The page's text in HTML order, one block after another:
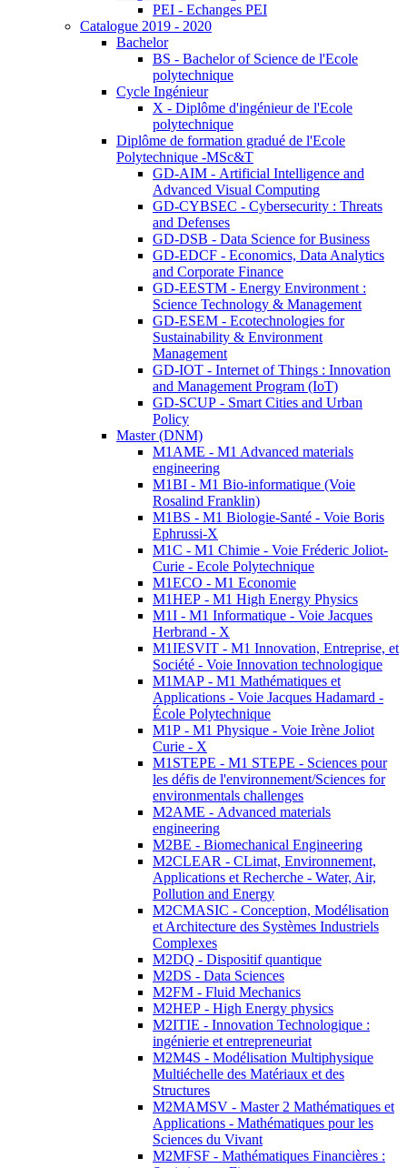
PEI - Echanges PEI
Catalogue 2019 - 2020
Bachelor
BS - Bachelor of Science de l'Ecole
polytechnique
Cycle Ingénieur
X - Diplôme d'ingénieur de l'Ecole
polytechnique
Diplôme de formation gradué de l'Ecole
Polytechnique -MSc&T
GD-AIM - Artificial Intelligence and
Advanced Visual Computing
GD-CYBSEC - Cybersecurity : Threats
and Defenses
GD-DSB - Data Science for Business
GD-EDCF - Economics, Data Analytics
and Corporate Finance
GD-EESTM - Energy Environment :
Science Technology & Management
GD-ESEM - Ecotechnologies for
Sustainability & Environment
Management
GD-IOT - Internet of Things : Innovation
and Management Program (IoT)
GD-SCUP - Smart Cities and Urban
Policy
Master (DNM)
M1AME - M1 Advanced materials
engineering
M1BI - M1 Bio-informatique (Voie
Rosalind Franklin)
M1BS - M1 Biologie-Santé - Voie Boris
Ephrussi-X
M1C - M1 Chimie - Voie Fréderic Joliot-
Curie - Ecole Polytechnique
M1ECO - M1 Economie
M1HEP - M1 High Energy Physics
M1I - M1 Informatique - Voie Jacques
Herbrand - X
M1IESVIT - M1 Innovation, Entreprise, et
Société - Voie Innovation technologique
M1MAP - M1 Mathématiques et
Applications - Voie Jacques Hadamard -
École Polytechnique
M1P - M1 Physique - Voie Irène Joliot
Curie - X
M1STEPE - M1 STEPE - Sciences pour
les défis de l'environnement/Sciences for
environmentals challenges
M2AME - Advanced materials
engineering
M2BE - Biomechanical Engineering
M2CLEAR - CLimat, Environnement,
Applications et Recherche - Water, Air,
Pollution and Energy
M2CMASIC - Conception, Modélisation
et Architecture des Systèmes Industriels
Complexes
M2DQ - Dispositif quantique
M2DS - Data Sciences
M2FM - Fluid Mechanics
M2HEP - High Energy physics
M2ITIE - Innovation Technologique :
ingénierie et entrepreneuriat
M2M4S - Modélisation Multiphysique
Multiéchelle des Matériaux et des
Structures
M2MAMSV - Master 2 Mathématiques et
Applications - Mathématiques pour les
Sciences du Vivant
M2MFSF - Mathématiques Financières :